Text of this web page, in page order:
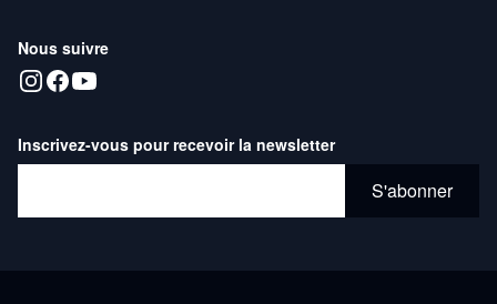
Nous suivre
Inscrivez-vous pour recevoir la newsletter